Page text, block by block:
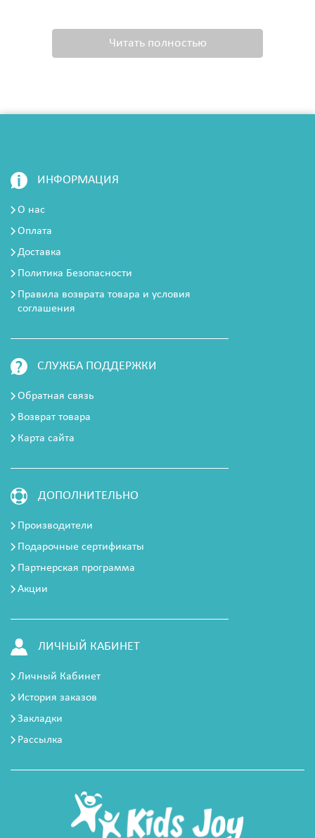
Читать полностью
ИНФОРМАЦИЯ
О нас
Оплата
Доставка
Политика Безопасности
Правила возврата товара и условия
соглашения
СЛУЖБА ПОДДЕРЖКИ
Обратная связь
Возврат товара
Карта сайта
ДОПОЛНИТЕЛЬНО
Производители
Подарочные сертификаты
Партнерская программа
Акции
ЛИЧНЫЙ КАБИНЕТ
Личный Кабинет
История заказов
Закладки
Рассылка